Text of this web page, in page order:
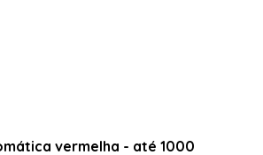
vermelha - até 1000